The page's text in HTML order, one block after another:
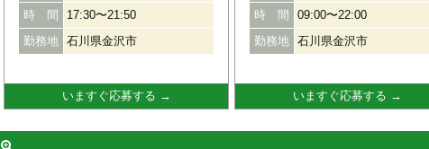
内容を忘れてしまった方でも教えな
がら徐々に思い出していくことが出
来ますよ♪ シフトは週ごとに更新＆
毎週変更OKなので急な予定も問題な
く続けられる環境です☆ テスト期間
等の予定ももちろん考慮しますの
時 間 17:30〜21:50
勤務地 石川県金沢市
いますぐ応募する →
国語 ●コマ数・勤務日・勤務時間
は、あなたが決めます● フリーの非
常勤講師だからこそ、授業時間は自
由。 あなたの都合の良い時間・
できます。 「週3日での勤務希望」
「他の予備校を掛け持ちしていま
時 間 09:00〜22:00
勤務地 石川県金沢市
いますぐ応募する →